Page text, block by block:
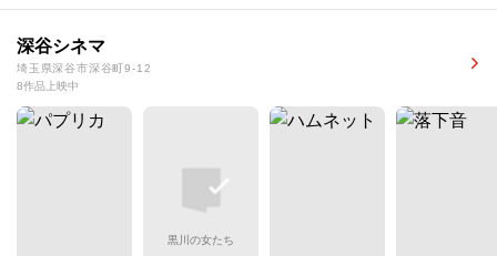
深谷シネマ
埼玉県深谷市深谷町9-12
8作品上映中
黒川の女たち